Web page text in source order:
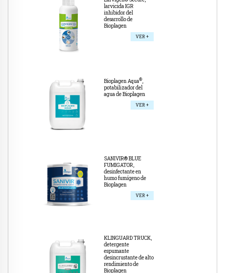
larvicida IGR
inhibidor del
desarrollo de
Bioplagen
VER +
Bioplagen Aqua®,
potabilizador del
agua de Bioplagen
VER +
SANIVIR® BLUE
FUMIGATOR,
desinfectante en
humo fumígeno de
Bioplagen
VER +
KLINGUARD TRUCK,
detergente
espumante
desincrustante de alto
rendimiento de
Bioplagen